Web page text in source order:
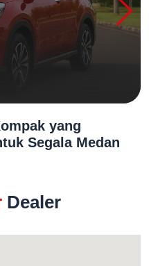
yang
Segala Medan
Dealer